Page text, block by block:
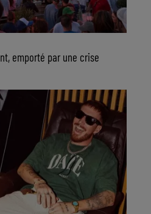
emporté par une crise